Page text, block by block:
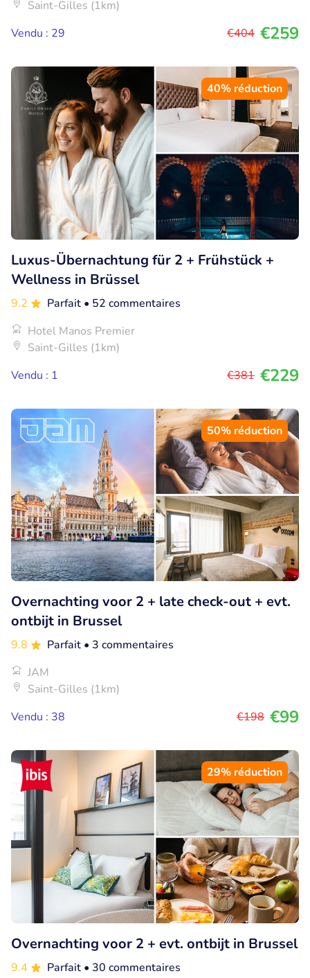
Saint-Gilles (1km)
Vendu : 29
€404 €259
40% réduction
Luxus-Übernachtung für 2 + Frühstück +
Wellness in Brüssel
9.2 Parfait • 52 commentaires
Hotel Manos Premier
Saint-Gilles (1km)
Vendu : 1
€381 €229
50% réduction
Overnachting voor 2 + late check-out + evt.
ontbijt in Brussel
9.8 Parfait • 3 commentaires
JAM
Saint-Gilles (1km)
Vendu : 38
€198 €99
29% réduction
Overnachting voor 2 + evt. ontbijt in Brussel
9.4 Parfait • 30 commentaires